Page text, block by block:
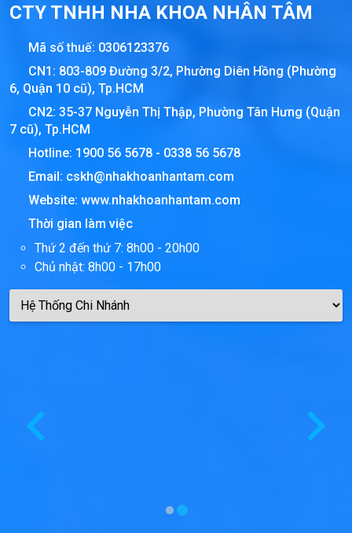
CTY TNHH NHA KHOA NHÂN TÂM
Mã số thuế: 0306123376
CN1: 803-809 Đường 3/2, Phường Diên Hồng (Phường
6, Quận 10 cũ), Tp.HCM
CN2: 35-37 Nguyễn Thị Thập, Phường Tân Hưng (Quận
7 cũ), Tp.HCM
Hotline: 1900 56 5678 - 0338 56 5678
Email: cskh@nhakhoanhantam.com
Website: www.nhakhoanhantam.com
Thời gian làm việc
Thứ 2 đến thứ 7: 8h00 - 20h00
Chủ nhật: 8h00 - 17h00